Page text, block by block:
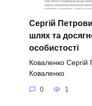
Сергій
шлях та
особистості
Коваленко Сергій
Коваленко
0 1